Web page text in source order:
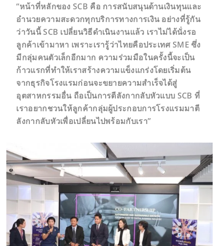
“หน้าที่หลักของ SCB คือ การสนับสนุนด้านเงินทุนและ
อำนวยความสะดวกทุกบริการทางการเงิน อย่างที่รู้กัน
ว่าวันนี้ SCB เปลี่ยนวิธีดำเนินงานแล้ว เราไม่ได้นั่งรอ
ลูกค้าเข้ามาหา เพราะเรารู้ว่าไทยคือประเทศ SME ซึ่ง
มีกลุ่มคนตัวเล็กอีกมาก ความร่วมมือในครั้งนี้จะเป็น
ก้าวแรกที่ทำให้เราสร้างความแข็งแกร่งโดยเริ่มต้น
จากธุรกิจโรงแรมก่อนจะขยายความสำเร็จได้สู่
อุตสาหกรรมอื่น ถือเป็นการตีลังกากลับหัวแบบ SCB ที่
เราอยากชวนให้ลูกค้ากลุ่มผู้ประกอบการโรงแรมมาตี
ลังกากลับหัวเพื่อเปลี่ยนไปพร้อมกับเรา”